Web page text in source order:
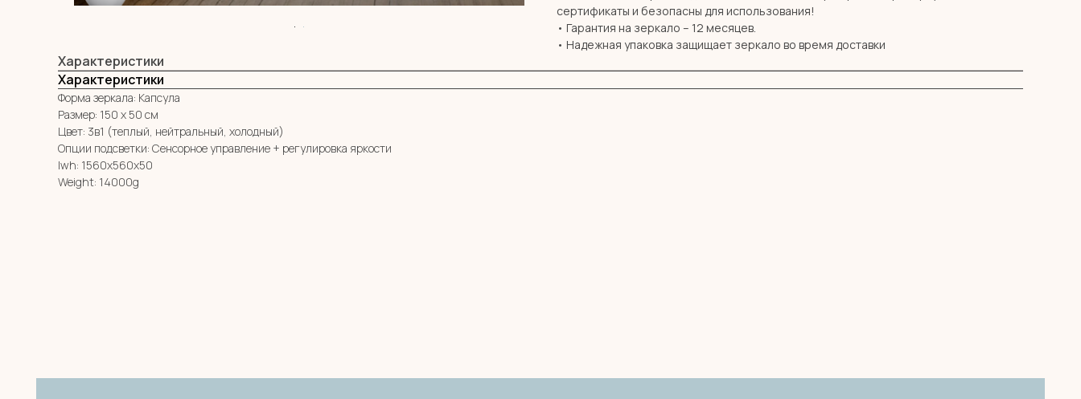
сертификаты и безопасны для использования!
• Гарантия на зеркало – 12 месяцев.
• Надежная упаковка защищает зеркало во время доставки
Характеристики
Характеристики
Форма зеркала: Капсула
Размер: 150 х 50 см
Цвет: 3в1 (теплый, нейтральный, холодный)
Опции подсветки: Сенсорное управление + регулировка яркости
lwh: 1560x560x50
Weight: 14000g
Адрес: 350037, г. Краснодар,